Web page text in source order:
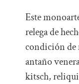
Este
relega de
condición de
antaño
kitsch,